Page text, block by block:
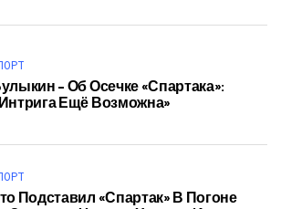
– Об Осечке «Спартака»:
Ещё Возможна»
Подставил «Спартак» В Погоне